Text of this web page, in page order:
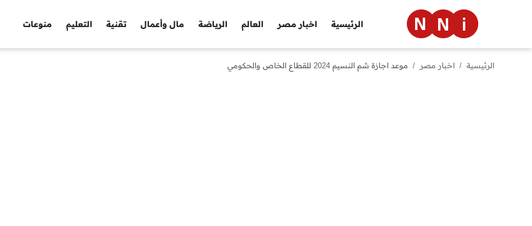
الرئيسية اخبار مصر العالم الرياضة مال وأعمال تقنية التعليم منوعات
الرئيسية اخبار مصر موعد اجازة شم النسيم 2024 للقطاع الخاص والحكومي